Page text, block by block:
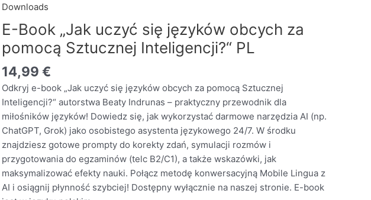
Downloads
E-Book „Jak uczyć się języków obcych za
pomocą Sztucznej Inteligencji?“ PL
14,99 €
Odkryj e-book „Jak uczyć się języków obcych za pomocą Sztucznej
Inteligencji?“ autorstwa Beaty Indrunas – praktyczny przewodnik dla
miłośników języków! Dowiedz się, jak wykorzystać darmowe narzędzia AI (np.
ChatGPT, Grok) jako osobistego asystenta językowego 24/7. W środku
znajdziesz gotowe prompty do korekty zdań, symulacji rozmów i
przygotowania do egzaminów (telc B2/C1), a także wskazówki, jak
maksymalizować efekty nauki. Połącz metodę konwersacyjną Mobile Lingua z
AI i osiągnij płynność szybciej! Dostępny wyłącznie na naszej stronie. E-book
uczyć
się
języków
obcych
za
pomocą
Sztucznej
Inteligencji?"
PL
Menge